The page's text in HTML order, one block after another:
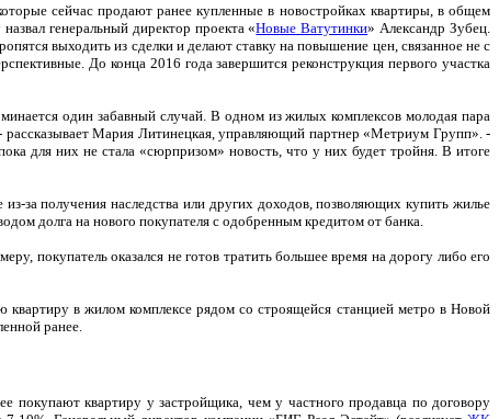
сейчас продают ранее купленные в новостройках квартиры, в общем
генеральный директор проекта «Новые Ватутинки» Александр Зубец.
выходить из сделки и делают ставку на повышение цен, связанное не с
До конца 2016 года завершится реконструкция первого участка
один забавный случай. В одном из жилых комплексов молодая пара
рассказывает Мария Литинецкая, управляющий партнер «Метриум Групп». -
для них не стала «сюрпризом» новость, что у них будет тройня. В итоге
за получения наследства или других доходов, позволяющих купить жилье
долга на нового покупателя с одобренным кредитом от банка.
покупатель оказался не готов тратить большее время на дорогу либо его
в жилом комплексе рядом со строящейся станцией метро в Новой
ранее.
покупают квартиру у застройщика, чем у частного продавца по договору